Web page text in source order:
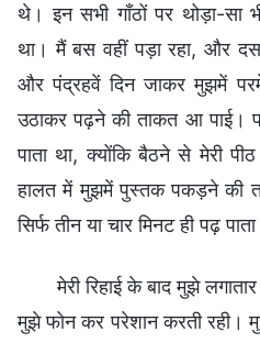
थे। इन सभी गाँठों पर थोड़ा-सा
था। मैं बस वहीं पड़ा रहा, और
और पंद्रहवें दिन जाकर मुझमें
उठाकर पढ़ने की ताकत आ पाई।
पाता था, क्योंकि बैठने से मेरी
हालत में मुझमें पुस्तक पकड़ने की
सिर्फ तीन या चार मिनट ही पढ़
मेरी रिहाई के बाद मुझे
मुझे फोन कर परेशान करती रही।